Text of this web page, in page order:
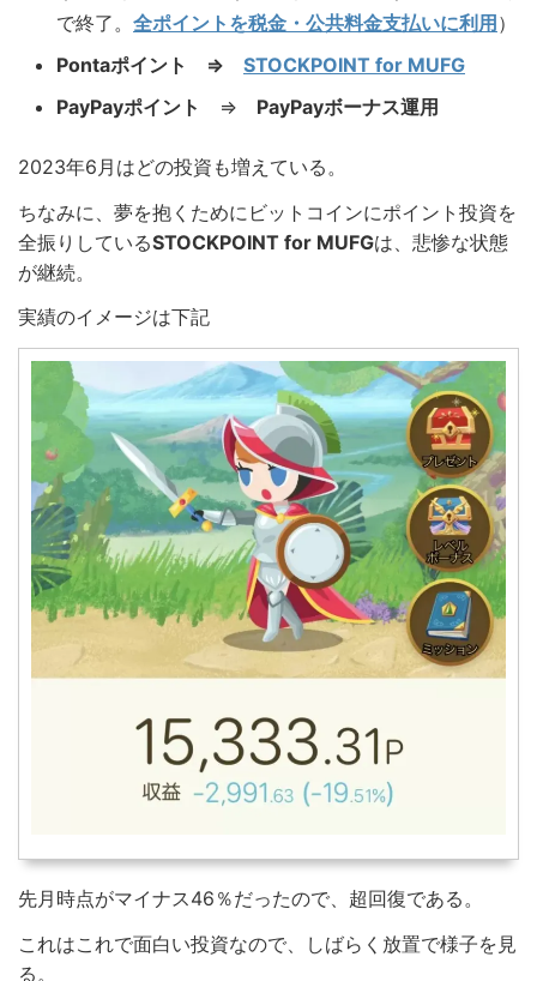
で終了。 全ポイントを税金・公共料金支払いに利用）
Pontaポイント ⇒ STOCKPOINT for MUFG
PayPayポイント ⇒ PayPayボーナス運用
2023年6月はどの投資も増えている。
ちなみに、夢を抱くためにビットコインにポイント投資を
全振りしているSTOCKPOINT for MUFGは、悲惨な状態
が継続。
実績のイメージは下記
先月時点がマイナス46％だったので、超回復である。
これはこれで面白い投資なので、しばらく放置で様子を見
る。